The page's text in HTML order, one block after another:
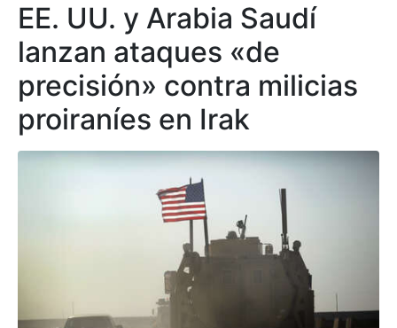
EE. UU. y Arabia Saudí
lanzan ataques «de
precisión» contra milicias
proiraníes en Irak